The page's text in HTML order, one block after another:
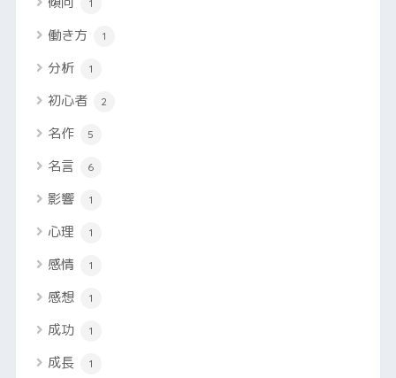
1
働き方 1
分析 1
初心者 2
名作 5
名言 6
影響 1
心理 1
感情 1
感想 1
成功 1
成長 1